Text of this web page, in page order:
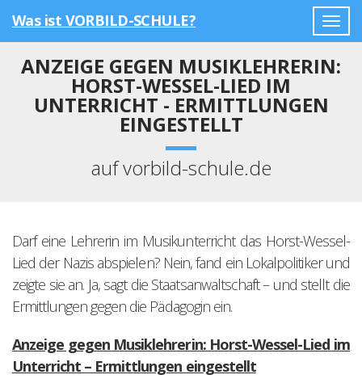
Was ist VORBILD-SCHULE?
ANZEIGE GEGEN MUSIKLEHRERIN:
HORST-WESSEL-LIED IM
UNTERRICHT - ERMITTLUNGEN
EINGESTELLT
auf vorbild-schule.de
Darf eine Lehrerin im Musikunterricht das Horst-Wessel-
Lied der Nazis abspielen? Nein, fand ein Lokalpolitiker und
zeigte sie an. Ja, sagt die Staatsanwaltschaft – und stellt die
Ermittlungen gegen die Pädagogin ein.
Anzeige gegen Musiklehrerin: Horst-Wessel-Lied im
Unterricht – Ermittlungen eingestellt